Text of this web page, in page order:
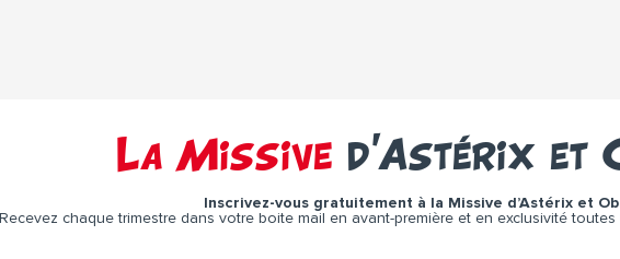
La Missive d’Astérix et
Inscrivez-vous gratuitement à la Missive d’Astérix et
Recevez chaque trimestre dans votre boite mail en avant-première et en exclusivité toutes